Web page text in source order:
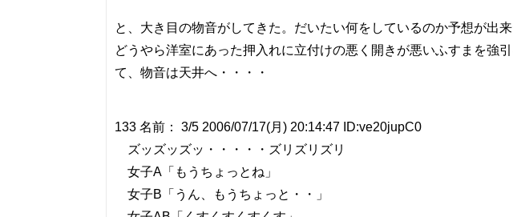
と、大き目の物音がしてきた。だいたい何をしているのか予想が出来
どうやら洋室にあった押入れに立付けの悪く開きが悪いふすまを強
て、物音は天井へ・・・・
133 名前： 3/5 2006/07/17(月) 20:14:47 ID:ve20jupC0
ズッズッズッ・・・・・ズリズリズリ
女子A「もうちょっとね」
女子B「うん、もうちょっと・・」